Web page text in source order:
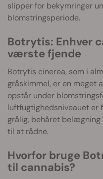
slipper for bekymringer
blomstringsperiode.
Botrytis: Enhver
værste fjende
Botrytis cinerea, som i
gråskimmel, er en meget
opstår under
luftfugtighedsniveauet er
grålig, behåret belægning
til at rådne.
Hvorfor bruge
til cannabis?